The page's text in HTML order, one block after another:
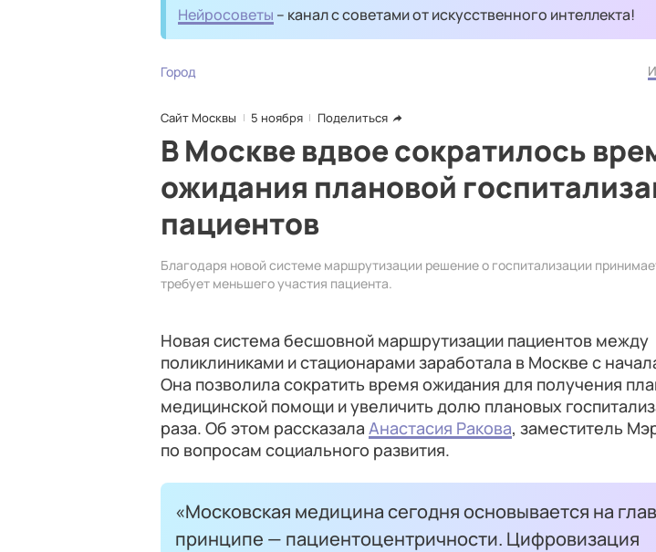
Нейросоветы – канал с советами от искусственного интеллекта!
Город
Сайт Москвы 5 ноября Поделиться
В Москве вдвое сократилось
ожидания плановой
пациентов
Благодаря новой системе маршрутизации решение о госпитализации
требует меньшего участия пациента.
Новая система бесшовной маршрутизации пациентов между
поликлиниками и стационарами заработала в Москве с
Она позволила сократить время ожидания для получения
медицинской помощи и увеличить долю плановых
раза. Об этом рассказала Анастасия Ракова, заместитель
по вопросам социального развития.
«Московская медицина сегодня основывается на
принципе — пациентоцентричности. Цифровизация